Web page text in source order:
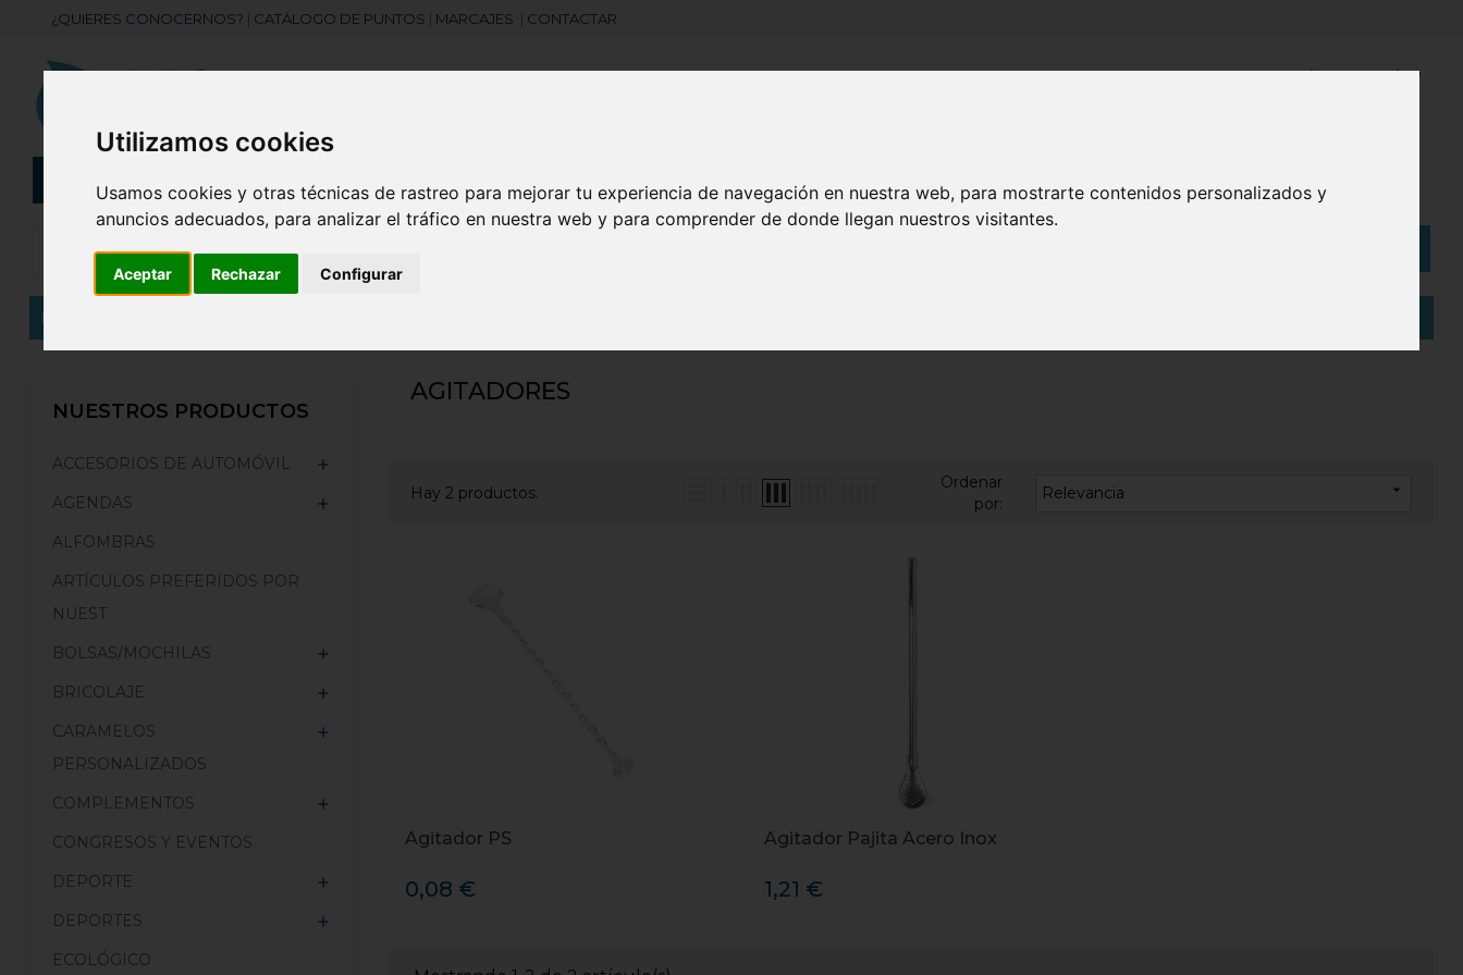
Utilizamos cookies
Usamos cookies y otras técnicas de rastreo para mejorar tu experiencia de navegación en nuestra web, para mostrarte contenidos personalizados y
anuncios adecuados, para analizar el tráfico en nuestra web y para comprender de donde llegan nuestros visitantes.
Aceptar Rechazar Configurar
¿QUIERES CONOCERNOS? CATÁLOGO DE PUNTOS MARCAJES CONTACTAR
¿Necesitas ayuda?
Botellas Camisetas
Inicio
NUESTROS PRODUCTOS
ACCESORIOS DE AUTOMÓVIL 
AGENDAS 
ALFOMBRAS
ARTÍCULOS PREFERIDOS POR
NUEST
BOLSAS/MOCHILAS

BRICOLAJE 
CARAMELOS
PERSONALIZADOS

COMPLEMENTOS 
CONGRESOS Y EVENTOS
DEPORTE

DEPORTES 
ECOLÓGICO
AGITADORES
Hay 2 productos.
Ordenar
por:
Relevancia 
Agitador PS
0,08 €
Agitador Pajita Acero Inox
1,21 €